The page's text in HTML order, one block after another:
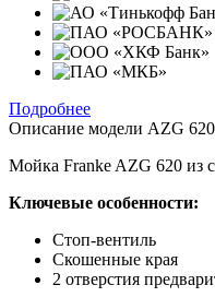
Подробнее
Описание модели AZG
Мойка Franke AZG 620 из
Ключевые особенности:
Стоп-вентиль
Скошенные края
2 отверстия